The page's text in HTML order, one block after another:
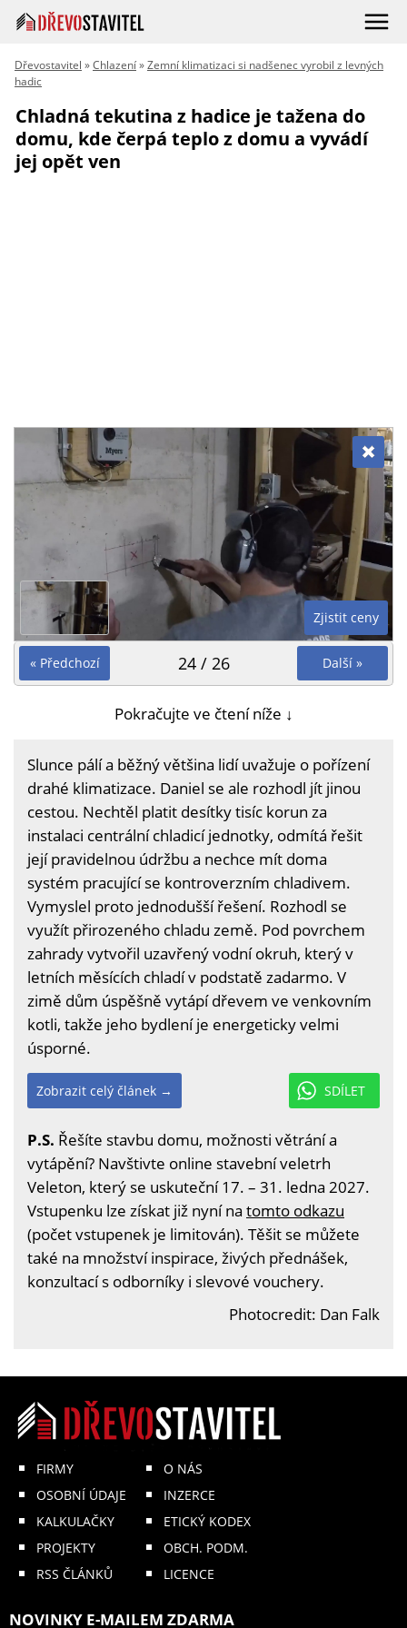
Dřevostavitel »Chlazení»Zemní klimatizaci si nadšenec vyrobil z levných
hadic
Chladná tekutina z hadice je tažena do
domu, kde čerpá teplo z domu a vyvádí
jej opět ven
Zjistit ceny
« Předchozí Další »
24 / 26
Pokračujte ve čtení níže ↓
Slunce pálí a běžný většina lidí uvažuje o pořízení
drahé klimatizace. Daniel se ale rozhodl jít jinou
cestou. Nechtěl platit desítky tisíc korun za
instalaci centrální chladicí jednotky, odmítá řešit
její pravidelnou údržbu a nechce mít doma
systém pracující se kontroverzním chladivem.
Vymyslel proto jednodušší řešení. Rozhodl se
využít přirozeného chladu země. Pod povrchem
zahrady vytvořil uzavřený vodní okruh, který v
letních měsících chladí v podstatě zadarmo. V
zimě dům úspěšně vytápí dřevem ve venkovním
kotli, takže jeho bydlení je energeticky velmi
úsporné.
SDÍLET
Zobrazit celý článek →
P.S. Řešíte stavbu domu, možnosti větrání a
vytápění? Navštivte online stavební veletrh
Veleton, který se uskuteční 17. – 31. ledna 2027.
Vstupenku lze získat již nyní na tomto odkazu
(počet vstupenek je limitován). Těšit se můžete
také na množství inspirace, živých přednášek,
konzultací s odborníky i slevové vouchery.
Photocredit: Dan Falk
FIRMY
OSOBNÍ ÚDAJE
KALKULAČKY
PROJEKTY
RSS ČLÁNKŮ
O NÁS
INZERCE
ETICKÝ KODEX
OBCH. PODM.
LICENCE
NOVINKY E-MAILEM ZDARMA